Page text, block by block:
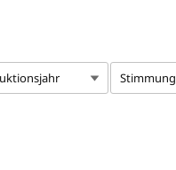
Stimmung